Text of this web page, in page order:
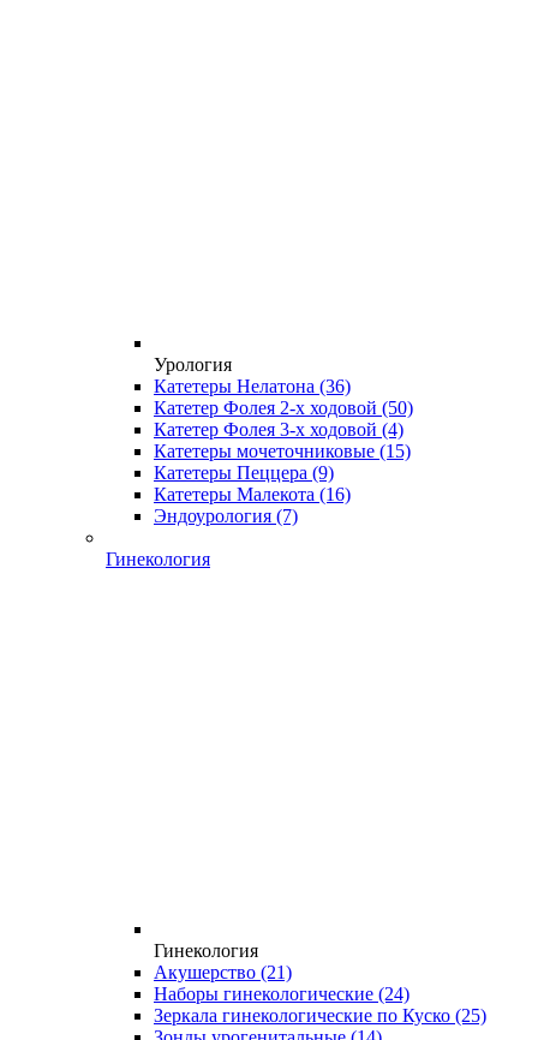
Урология
Катетеры Нелатона (36)
Катетер Фолея 2-х ходовой (50)
Катетер Фолея 3-х ходовой (4)
Катетеры мочеточниковые (15)
Катетеры Пеццера (9)
Катетеры Малекота (16)
Эндоурология (7)
Гинекология
Гинекология
Акушерство (21)
Наборы гинекологические (24)
Зеркала гинекологические по Куско (25)